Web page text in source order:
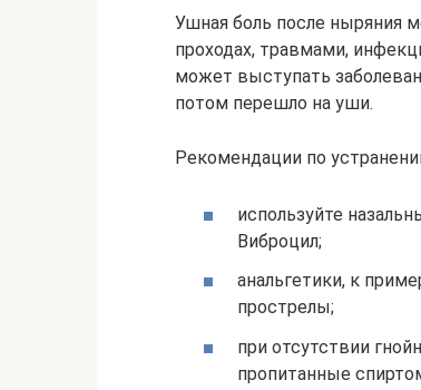
Ушная боль после ныряния
проходах, травмами,
может выступать
потом перешло на уши.
Рекомендации по
используйте
Виброцил;
анальгетики, к
прострелы;
при отсутствии
пропитанные